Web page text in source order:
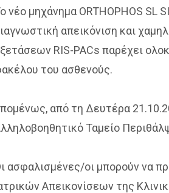
νέο μηχάνημα ORTHOPHOS SL
απεικόνιση και
RIS-PACs παρέχει
του ασθενούς.
από τη Δευτέρα
Ταμείο
ασφαλισμένες/οι μπορούν να
Απεικονίσεων της